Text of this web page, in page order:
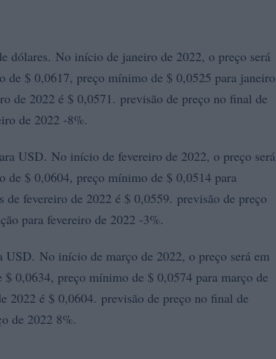
dólares. No início de janeiro de 2022, o preço será
$ 0,0617, preço mínimo de $ 0,0525 para janeiro
de 2022 é $ 0,0571. previsão de preço no final de
de 2022 -8%.
USD. No início de fevereiro de 2022, o preço será
$ 0,0604, preço mínimo de $ 0,0514 para
fevereiro de 2022 é $ 0,0559. previsão de preço
para fevereiro de 2022 -3%.
USD. No início de março de 2022, o preço será em
0,0634, preço mínimo de $ 0,0574 para março de
2022 é $ 0,0604. previsão de preço no final de
de 2022 8%.